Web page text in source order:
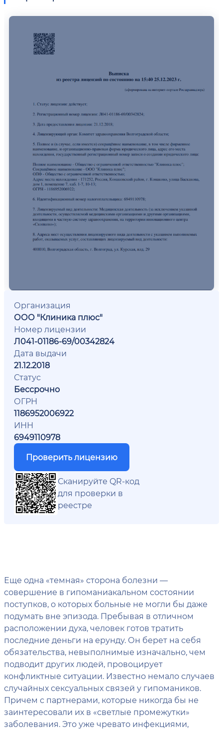
Организация
ООО "Клиника плюс"
Номер лицензии
Л041-01186-69/00342824
Дата выдачи
21.12.2018
Статус
Бессрочно
ОГРН
1186952006922
ИНН
6949110978
Проверить лицензию
Сканируйте QR-код
для проверки в
реестре
Еще одна «темная» сторона болезни —
совершение в гипоманиакальном состоянии
поступков, о которых больные не могли бы даже
подумать вне эпизода. Пребывая в отличном
расположении духа, человек готов тратить
последние деньги на ерунду. Он берет на себя
обязательства, невыполнимые изначально, чем
подводит других людей, провоцирует
конфликтные ситуации. Известно немало случаев
случайных сексуальных связей у гипомаников.
Причем с партнерами, которые никогда бы не
заинтересовали их в «светлые промежутки»
заболевания. Это уже чревато инфекциями,